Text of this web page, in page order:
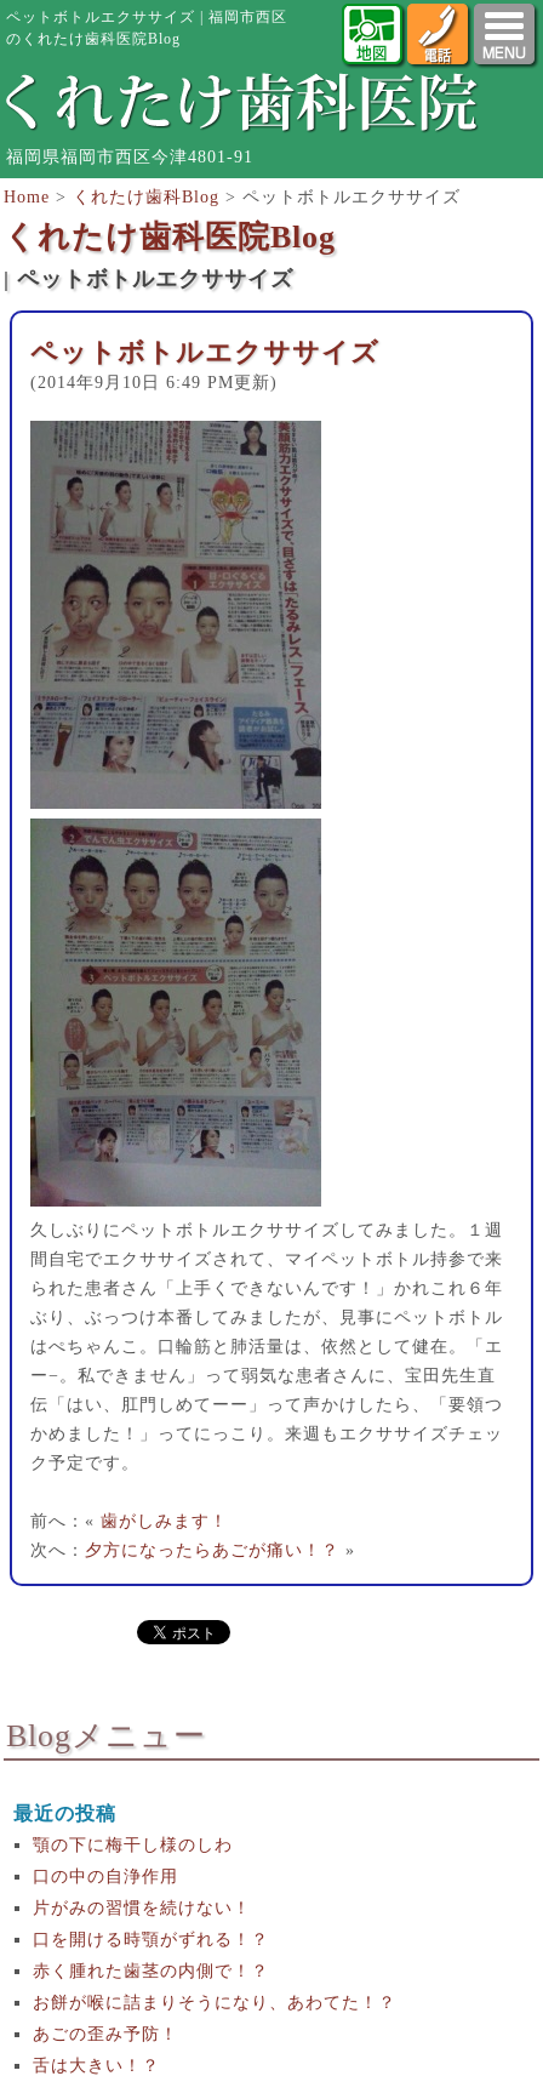
ペットボトルエクササイズ | 福岡市西区
のくれたけ歯科医院Blog
福岡県福岡市西区今津4801-91
Home > くれたけ歯科Blog > ペットボトルエクササイズ
くれたけ歯科医院Blog
| ペットボトルエクササイズ
ペットボトルエクササイズ
(2014年9月10日 6:49 PM更新)
久しぶりにペットボトルエクササイズしてみました。１週
間自宅でエクササイズされて、マイペットボトル持参で来
られた患者さん「上手くできないんです！」かれこれ６年
ぶり、ぶっつけ本番してみましたが、見事にペットボトル
はぺちゃんこ。口輪筋と肺活量は、依然として健在。「エ
ー−。私できません」って弱気な患者さんに、宝田先生直
伝「はい、肛門しめてーー」って声かけしたら、「要領つ
かめました！」ってにっこり。来週もエクササイズチェッ
ク予定です。
前へ：« 歯がしみます！
次へ： 夕方になったらあごが痛い！？ »
Blogメニュー
最近の投稿
顎の下に梅干し様のしわ
口の中の自浄作用
片がみの習慣を続けない！
口を開ける時顎がずれる！？
赤く腫れた歯茎の内側で！？
お餅が喉に詰まりそうになり、あわてた！？
あごの歪み予防！
舌は大きい！？